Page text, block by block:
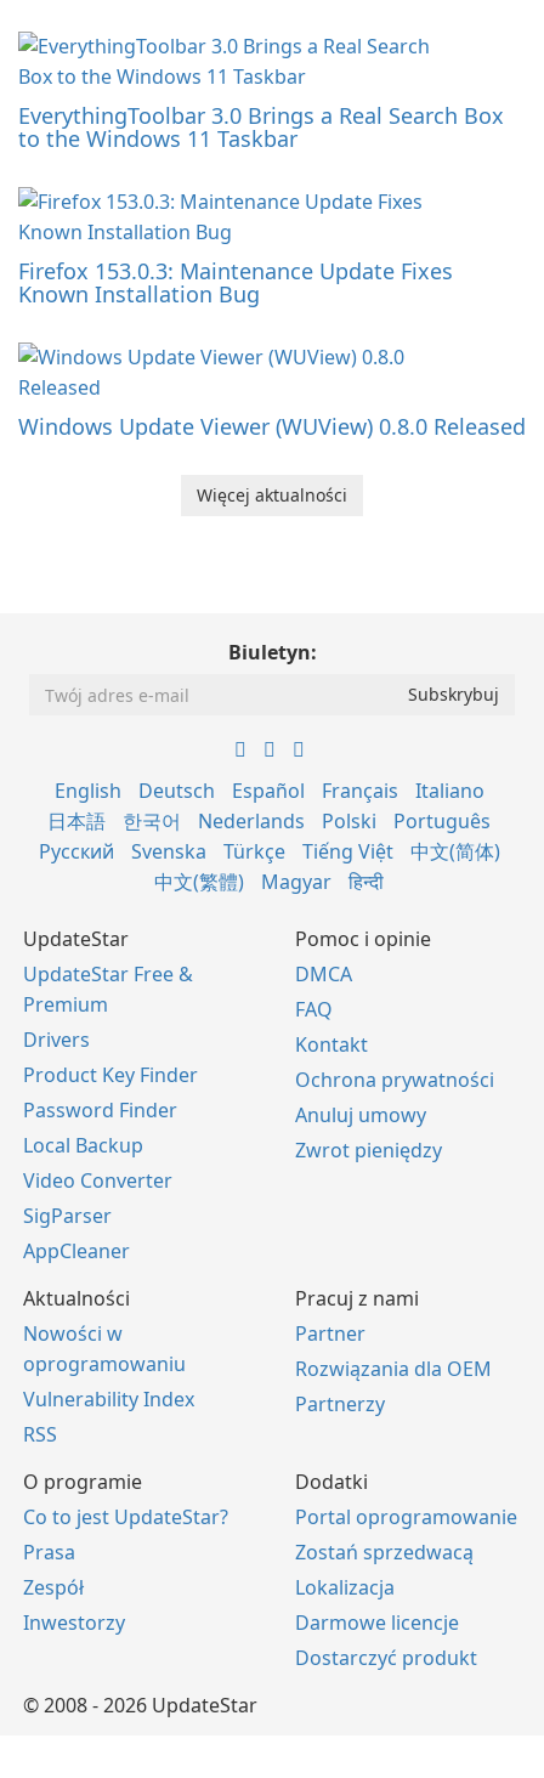
EverythingToolbar 3.0 Brings a Real Search Box
to the Windows 11 Taskbar
Firefox 153.0.3: Maintenance Update Fixes
Known Installation Bug
Windows Update Viewer (WUView) 0.8.0 Released
Więcej aktualności
Biuletyn:
English Deutsch Español Français
Italiano
日本語
한국어 Nederlands Polski
Português
Русский
Svenska Türkçe Tiếng Việt
中文(简体)
中文(繁體)
Magyar हिन्दी
UpdateStar
UpdateStar Free &
Premium
Drivers
Product Key Finder
Password Finder
Local Backup
Video Converter
SigParser
AppCleaner
Pomoc i opinie
DMCA
FAQ
Kontakt
Ochrona prywatności
Anuluj umowy
Zwrot pieniędzy
Aktualności
Nowości w
oprogramowaniu
Vulnerability Index
RSS
Pracuj z nami
Partner
Rozwiązania dla OEM
Partnerzy
O programie
Co to jest UpdateStar?
Prasa
Zespół
Inwestorzy
Dodatki
Portal oprogramowanie
Zostań sprzedwacą
Lokalizacja
Darmowe licencje
Dostarczyć produkt
© 2008 - 2026 UpdateStar